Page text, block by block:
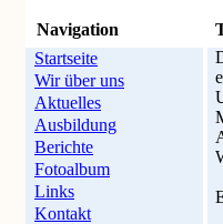
Navigation
Startseite
Wir über uns
Aktuelles
Ausbildung
Berichte
Fotoalbum
Links
Kontakt